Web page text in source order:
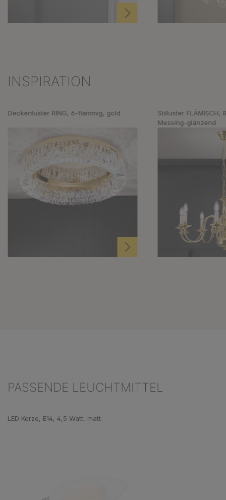
Produktgalerie überspringen
INSPIRATION
Deckenluster RING, 6-flammig, gold
Stilluster FLÄMISCH,
Messing-glänzend
PASSENDE LEUCHTMITTEL
LED Kerze, E14, 4,5 Watt, matt